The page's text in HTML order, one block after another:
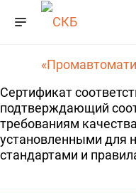
Сертификат
подтверждающий
требованиям
установленными для
стандартами и